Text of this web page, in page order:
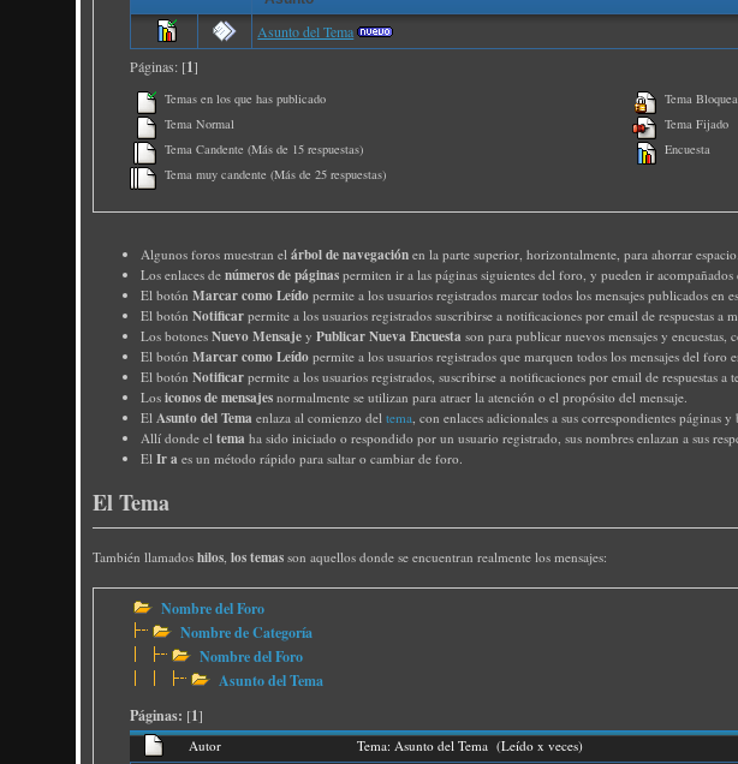
Asunto del Tema
Páginas: [1]
Temas en los que has publicado
Tema Normal
Tema Candente (Más de 15 respuestas)
Tema muy candente (Más de 25 respuestas)
Tema
Tema Fijado
Encuesta
Algunos foros muestran elárbol de navegación en la parte superior, horizontalmente, para ahorrar espacio.
Los enlaces denúmeros de páginas permiten ir a las páginas siguientes del foro, y pueden ir
El botónMarcar como Leído permite a los usuarios registrados marcar todos los mensajes publicados en
El botónNotificar permite a los usuarios registrados suscribirse a notificaciones por email de respuestas a
Los botonesNuevo Mensaje yPublicar Nueva Encuesta son para publicar nuevos mensajes y encuestas,
El botónMarcar como Leído permite a los usuarios registrados que marquen todos los mensajes del foro
El botónNotificar permite a los usuarios registrados, suscribirse a notificaciones por email de respuestas a
Losiconos de mensajes normalmente se utilizan para atraer la atención o el propósito del mensaje.
ElAsunto del Tema enlaza al comienzo deltema, con enlaces adicionales a sus correspondientes páginas
Allí donde eltema ha sido iniciado o respondido por un usuario registrado, sus nombres enlazan a sus
ElIr a es un método rápido para saltar o cambiar de foro.
El Tema
También llamadoshilos,los temas son aquellos donde se encuentran realmente los mensajes:
Nombre del Foro
Nombre de Categoría
Nombre del Foro
Asunto del Tema
Páginas: [1]
Autor Tema: Asunto del Tema (Leído x veces)